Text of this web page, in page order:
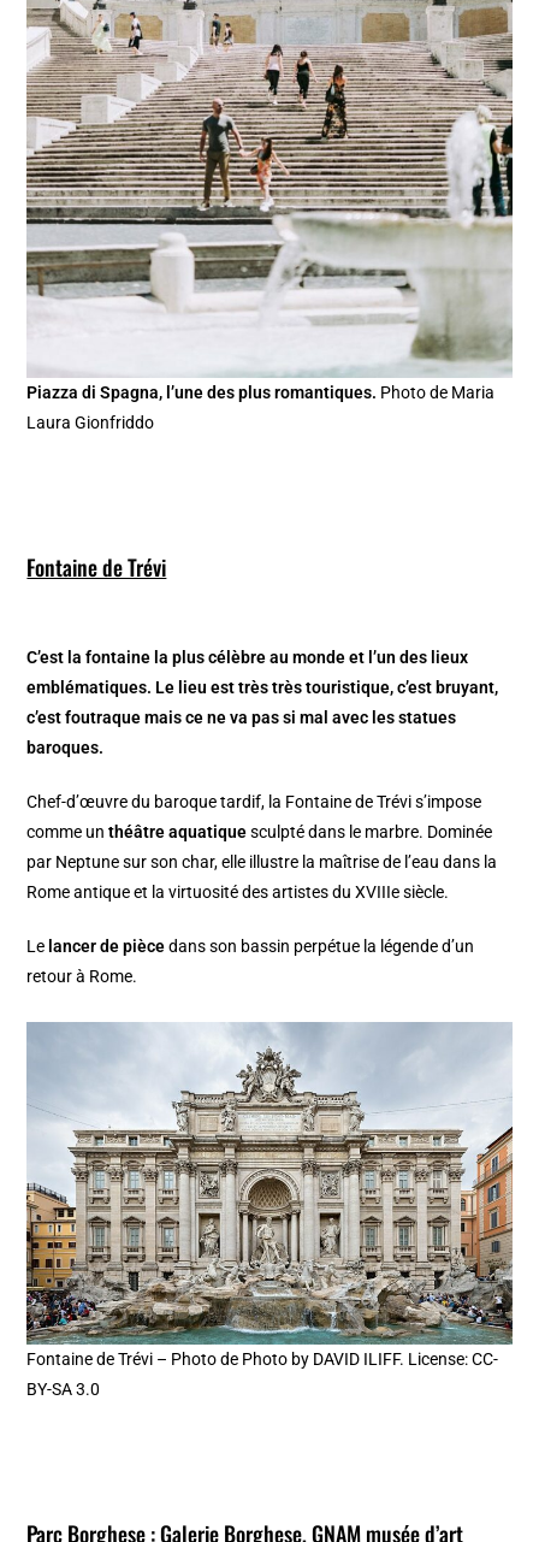
Piazza di Spagna, l’une des plus romantiques. Photo de Maria
Laura Gionfriddo
Fontaine de Trévi
C’est la fontaine la plus célèbre au monde et l’un des lieux
emblématiques. Le lieu est très très touristique, c’est bruyant,
c’est foutraque mais ce ne va pas si mal avec les statues
baroques.
Chef-d’œuvre du baroque tardif, la Fontaine de Trévi s’impose
comme unthéâtre aquatiquesculpté dans le marbre. Dominée
par Neptune sur son char, elle illustre la maîtrise de l’eau dans la
Rome antique et la virtuosité des artistes du XVIIIe siècle.
Le lancer de piècedans son bassin perpétue la légende d’un
retour à Rome.
Fontaine de Trévi – Photo de Photo by DAVID ILIFF. License: CC-
BY-SA 3.0
Parc Borghese:Galerie Borghese,GNAM musée d’art